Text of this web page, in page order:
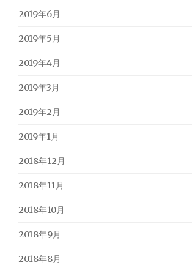
2019年6月
2019年5月
2019年4月
2019年3月
2019年2月
2019年1月
2018年12月
2018年11月
2018年10月
2018年9月
2018年8月